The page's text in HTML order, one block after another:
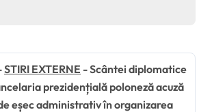
STIRI EXTERNE -Scântei diplomatice
prezidențială poloneză acuză
eșec administrativ în organizarea